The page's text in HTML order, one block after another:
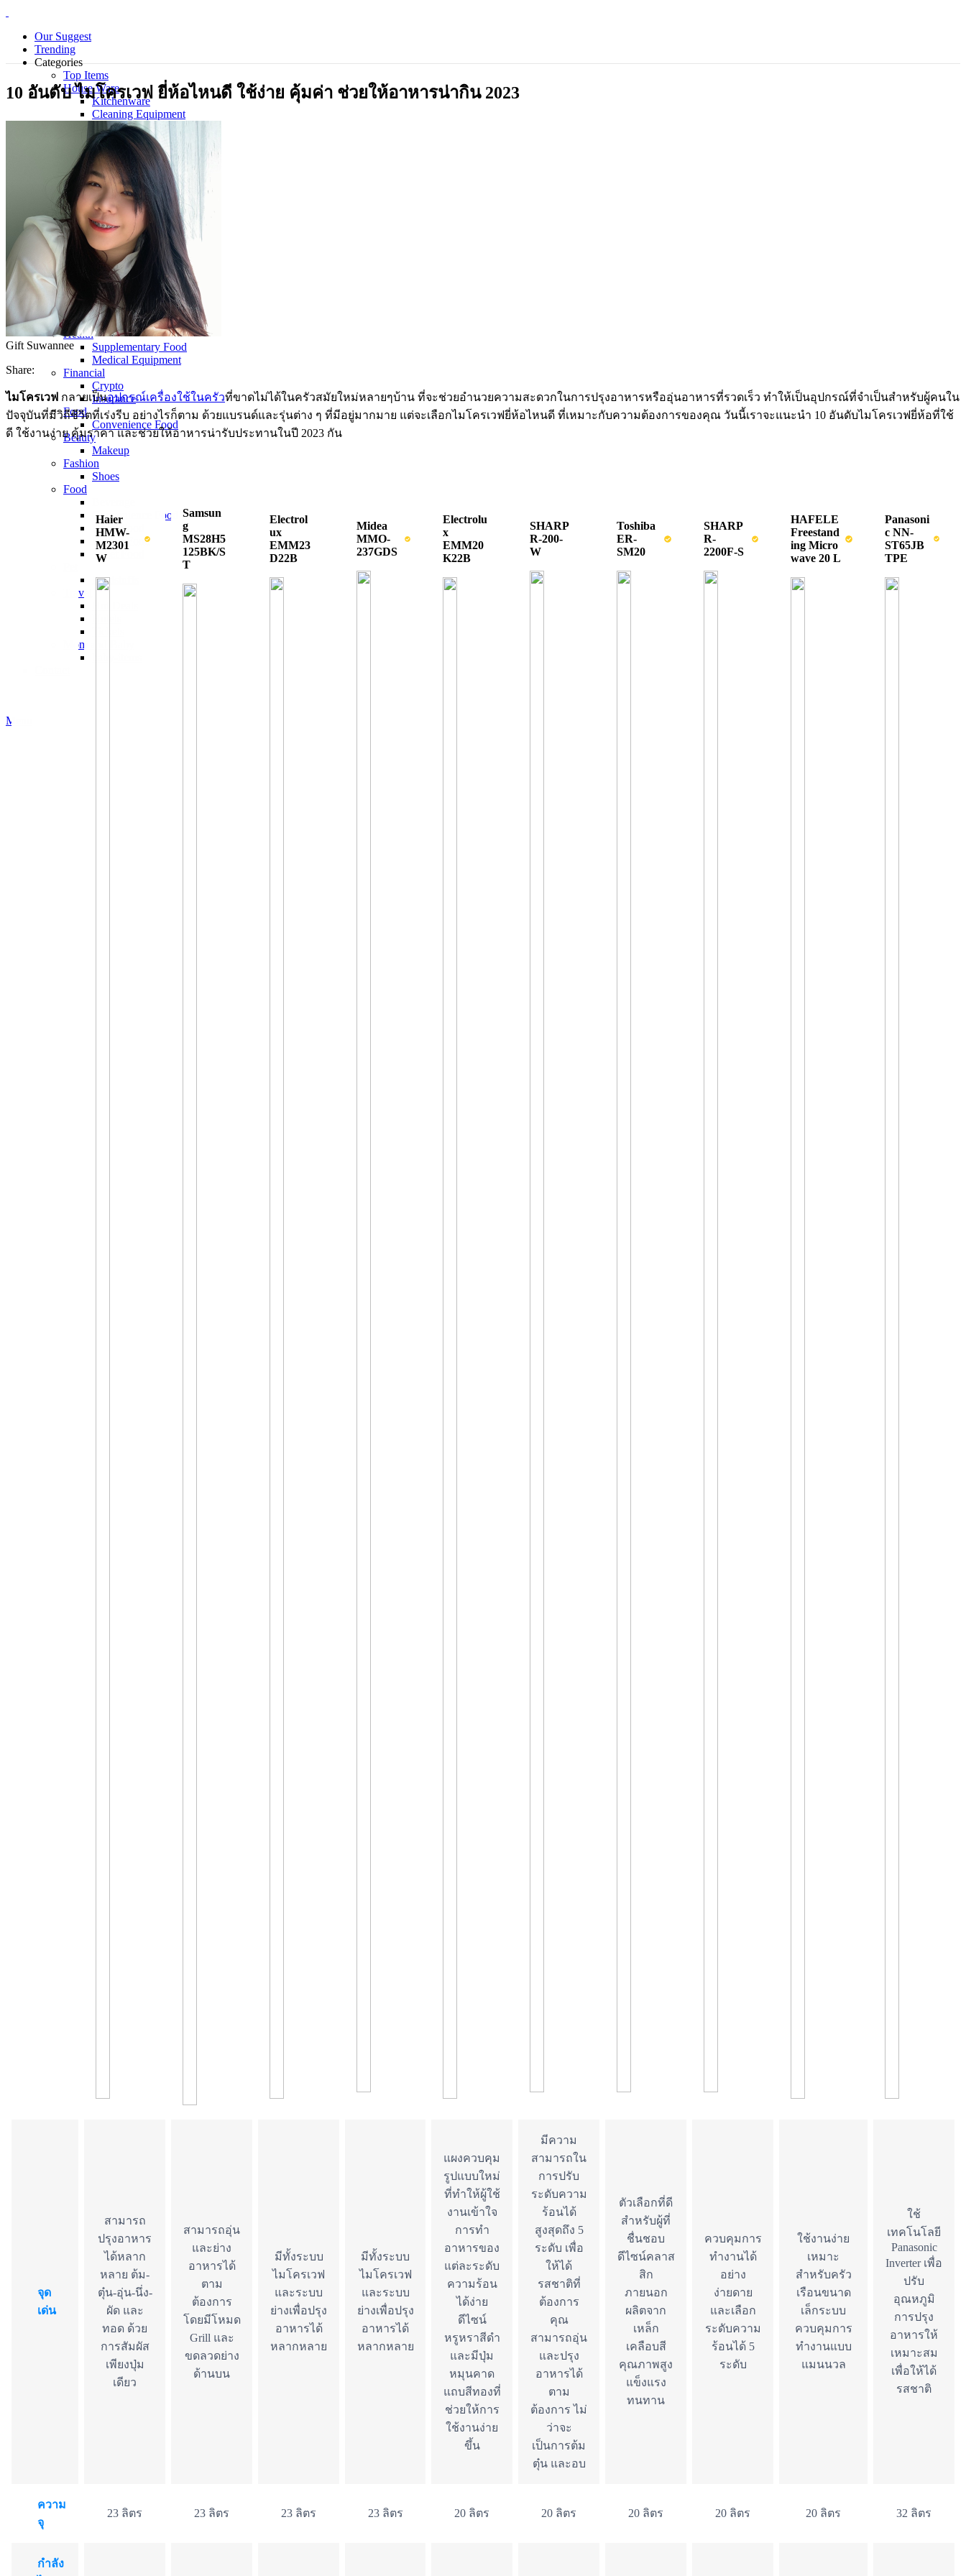
Our Suggest
Trending
Categories
Top Items
House Ware
Kitchenware
Cleaning Equipment
Electrical Appliance
Bedding Sets
Personal Care Products
Laundry
Piecemeal
Technology
Gadget
Notebook
Mouse
Keyboard
Smart Home
Smart Phone
Office Supplies
Wellness and Aesthetics
Clinic
Hospital
Health
Supplementary Food
Medical Equipment
Financial
Crypto
Insurance
Food
Convenience Food
Beauty
Makeup
Fashion
Shoes
Food
Convenience Food
Dried Food
Frozen Food
Street Food
Feedstuffs
Travel
Mom and Baby
Menu
10 อันดับ ไมโครเวฟ ยี่ห้อไหนดี ใช้ง่าย คุ้มค่า ช่วยให้อาหารน่ากิน 2023
Gift Suwannee
Share:
ไมโครเวฟ กลายเป็นอุปกรณ์เครื่องใช้ในครัวที่ขาดไม่ได้ในครัวสมัยใหม่หลายๆบ้าน ที่จะช่วยอำนวยความสะดวกในการปรุงอาหารหรืออุ่นอาหารที่รวดเร็ว ทำให้เป็นอุปกรณ์ที่จำเป็นสำหรับผู้คนใน
ปัจจุบันที่มีวิถีชีวิตที่เร่งรีบ อย่างไรก็ตาม ด้วยแบรนด์และรุ่นต่าง ๆ ที่มีอยู่มากมาย แต่จะเลือกไมโครเวฟยี่ห้อไหนดี ที่เหมาะกับความต้องการของคุณ วันนี้เราจะแนะนำ 10 อันดับไมโครเวฟยี่ห้อที่ใช้
ดี ใช้งานง่าย คุ้มราคา และช่วยให้อาหารน่ารับประทานในปี 2023 กัน
Haier
HMW-
M2301
W
Samsun
g
MS28H5
125BK/S
T
Electrol
ux
EMM23
D22B
Midea
MMO-
237GDS
Electrolu
x
EMM20
K22B
SHARP
R-200-
W
Toshiba
ER-
SM20
SHARP
R-
2200F-S
HAFELE
Freestand
ing Micro
wave 20 L
Panasoni
c NN-
ST65JB
TPE
จุด
เด่น
สามารถ
ปรุงอาหาร
ได้หลาก
หลาย ต้ม-
ตุ๋น-อุ่น-นึ่ง-
ผัด และ
ทอด ด้วย
การสัมผัส
เพียงปุ่ม
เดียว
สามารถอุ่น
และย่าง
อาหารได้
ตาม
ต้องการ
โดยมีโหมด
Grill และ
ขดลวดย่าง
ด้านบน
มีทั้งระบบ
ไมโครเวฟ
และระบบ
ย่างเพื่อปรุง
อาหารได้
หลากหลาย
มีทั้งระบบ
ไมโครเวฟ
และระบบ
ย่างเพื่อปรุง
อาหารได้
หลากหลาย
แผงควบคุม
รูปแบบใหม่
ที่ทำให้ผู้ใช้
งานเข้าใจ
การทำ
อาหารของ
แต่ละระดับ
ความร้อน
ได้ง่าย
ดีไซน์
หรูหราสีดำ
และมีปุ่ม
หมุนคาด
แถบสีทองที่
ช่วยให้การ
ใช้งานง่าย
ขึ้น
มีความ
สามารถใน
การปรับ
ระดับความ
ร้อนได้
สูงสุดถึง 5
ระดับ เพื่อ
ให้ได้
รสชาติที่
ต้องการ
คุณ
สามารถอุ่น
และปรุง
อาหารได้
ตาม
ต้องการ ไม่
ว่าจะ
เป็นการต้ม
ตุ๋น และอบ
ตัวเลือกที่ดี
สำหรับผู้ที่
ชื่นชอบ
ดีไซน์คลาส
สิก
ภายนอก
ผลิตจาก
เหล็ก
เคลือบสี
คุณภาพสูง
แข็งแรง
ทนทาน
ควบคุมการ
ทำงานได้
อย่าง
ง่ายดาย
และเลือก
ระดับความ
ร้อนได้ 5
ระดับ
ใช้งานง่าย
เหมาะ
สำหรับครัว
เรือนขนาด
เล็กระบบ
ควบคุมการ
ทำงานแบบ
แมนนวล
ใช้
เทคโนโลยี
Panasonic
Inverter เพื่อ
ปรับ
อุณหภูมิ
การปรุง
อาหารให้
เหมาะสม
เพื่อให้ได้
รสชาติ
ความ
จุ
23 ลิตร 23 ลิตร 23 ลิตร 23 ลิตร 20 ลิตร 20 ลิตร 20 ลิตร 20 ลิตร 20 ลิตร 32 ลิตร
กำลัง